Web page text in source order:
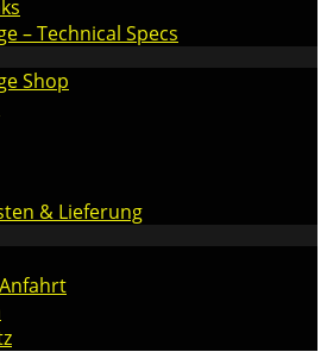
– Technical Specs
Shop
& Lieferung